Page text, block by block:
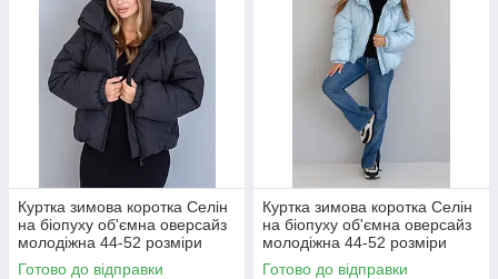
Куртка зимова коротка Селін
на біопуху об'ємна оверсайз
молодіжна 44-52 розміри
чорний
Готово до відправки
Куртка зимова коротка Селін
на біопуху об'ємна оверсайз
молодіжна 44-52 розміри
блакитна
Готово до відправки